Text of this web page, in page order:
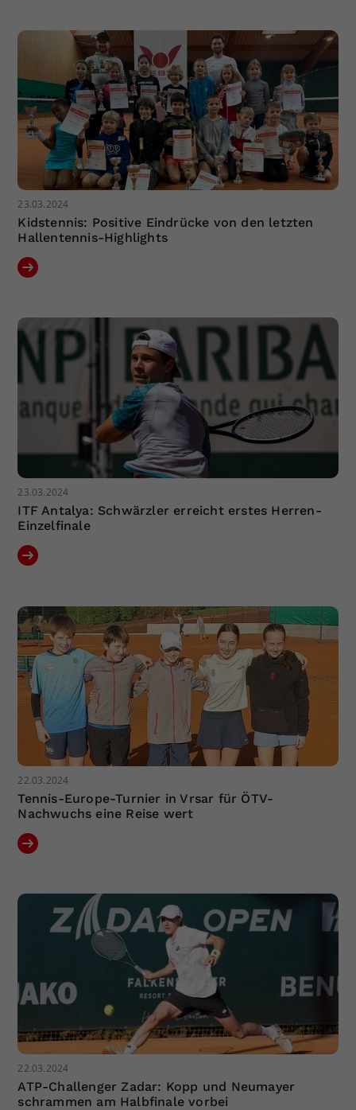
23.03.2024
Kidstennis: Positive Eindrücke von den letzten
Hallentennis-Highlights
23.03.2024
ITF Antalya: Schwärzler erreicht erstes Herren-
Einzelfinale
22.03.2024
Tennis-Europe-Turnier in Vrsar für ÖTV-
Nachwuchs eine Reise wert
22.03.2024
ATP-Challenger Zadar: Kopp und Neumayer
schrammen am Halbfinale vorbei
Einstellungen. Unter anderem eine
zufällig generierte ID, für die
historische Speicherung Ihrer
vorgenommen Einstellungen, falls der
Webseiten-Betreiber dies eingestellt
hat.